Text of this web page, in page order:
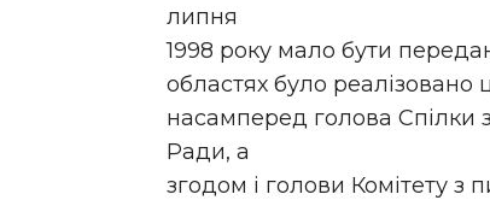
липня
1998 року мало бути
областях було реалізовано
насамперед голова Спілки
Ради, а
згодом і голови Комітету з